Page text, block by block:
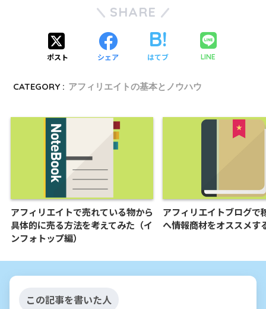
SHARE
ポスト シェア はてブ LINE
CATEGORY : アフィリエイトの基本とノウハウ
アフィリエイトで売れている物から
具体的に売る方法を考えてみた（イ
ンフォトップ編）
アフィリエイトブログで
へ情報商材をオススメす
この記事を書いた人